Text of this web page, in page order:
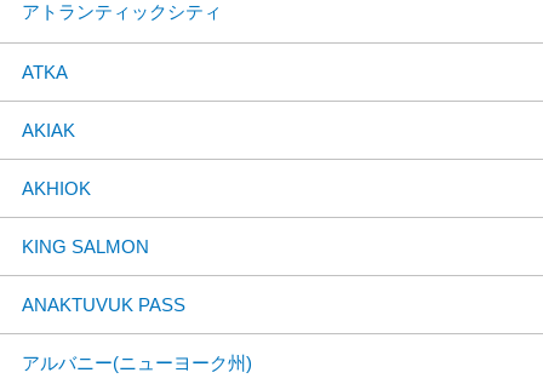
アトランティックシティ
ATKA
AKIAK
AKHIOK
KING SALMON
ANAKTUVUK PASS
アルバニー(ニューヨーク州)